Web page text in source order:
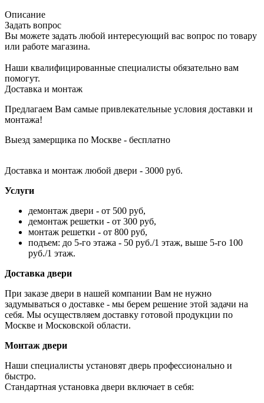
Описание
Задать вопрос
Вы можете задать любой интересующий вас вопрос по товару
или работе магазина.
Наши квалифицированные специалисты обязательно вам
помогут.
Доставка и монтаж
Предлагаем Вам самые привлекательные условия доставки и
монтажа!
Выезд замерщика по Москве - бесплатно
Доставка и монтаж любой двери - 3000 руб.
Услуги
демонтаж двери - от 500 руб,
демонтаж решетки - от 300 руб,
монтаж решетки - от 800 руб,
подъем: до 5-го этажа - 50 руб./1 этаж, выше 5-го 100
руб./1 этаж.
Доставка двери
При заказе двери в нашей компании Вам не нужно
задумываться о доставке - мы берем решение этой задачи на
себя. Мы осуществляем доставку готовой продукции по
Москве и Московской области.
Монтаж двери
Наши специалисты установят дверь профессионально и
быстро.
Стандартная установка двери включает в себя: